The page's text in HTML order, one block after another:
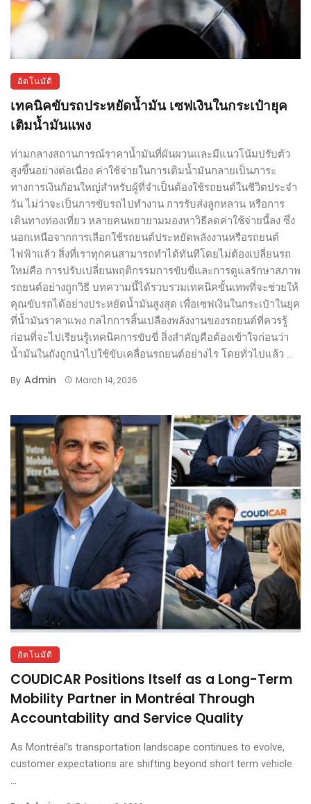
อัตโนมัติ
เทคนิคขับรถประหยัดน้ำมัน เซฟเงินในกระเป๋ายุค
เติมน้ำมันแพง
ท่ามกลางสถานการณ์ราคาน้ำมันที่ผันผวนและมีแนวโน้มปรับตัว
สูงขึ้นอย่างต่อเนื่อง ค่าใช้จ่ายในการเติมน้ำมันกลายเป็นภาระ
ทางการเงินก้อนใหญ่สำหรับผู้ที่จำเป็นต้องใช้รถยนต์ในชีวิตประจำ
วัน ไม่ว่าจะเป็นการขับรถไปทำงาน การรับส่งลูกหลาน หรือการ
เดินทางท่องเที่ยว หลายคนพยายามมองหาวิธีลดค่าใช้จ่ายนี้ลง ซึ่ง
นอกเหนือจากการเลือกใช้รถยนต์ประหยัดพลังงานหรือรถยนต์
ไฟฟ้าแล้ว สิ่งที่เราทุกคนสามารถทำได้ทันทีโดยไม่ต้องเปลี่ยนรถ
ใหม่คือ การปรับเปลี่ยนพฤติกรรมการขับขี่และการดูแลรักษาสภาพ
รถยนต์อย่างถูกวิธี บทความนี้ได้รวบรวมเทคนิคขั้นเทพที่จะช่วยให้
คุณขับรถได้อย่างประหยัดน้ำมันสูงสุด เพื่อเซฟเงินในกระเป๋าในยุค
ที่น้ำมันราคาแพง กลไกการสิ้นเปลืองพลังงานของรถยนต์ที่ควรรู้
ก่อนที่จะไปเรียนรู้เทคนิคการขับขี่ สิ่งสำคัญคือต้องเข้าใจก่อนว่า
น้ำมันในถังถูกนำไปใช้ขับเคลื่อนรถยนต์อย่างไร โดยทั่วไปแล้ว ...
By Admin March 14, 2026
อัตโนมัติ
COUDICAR Positions Itself as a Long-Term
Mobility Partner in Montréal Through
Accountability and Service Quality
As Montréal’s transportation landscape continues to evolve,
customer expectations are shifting beyond short term vehicle
...